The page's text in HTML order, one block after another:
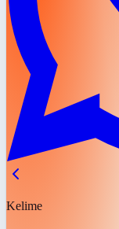
Kelime